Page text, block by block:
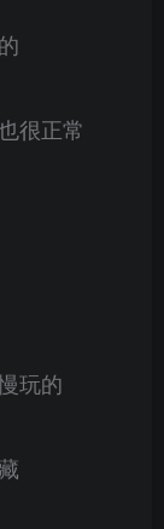
很正常
玩的